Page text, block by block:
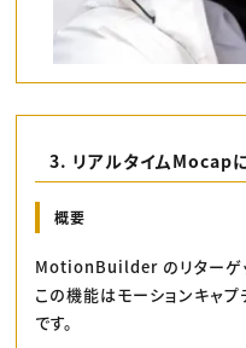
3. リアルタイム
概要
MotionBuilder のリターゲ
この機能はモーションキャ
です。